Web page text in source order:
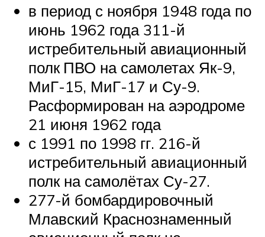
в период с ноября 1948 года по
июнь 1962 года 311-й
истребительный авиационный
полк ПВО на самолетах Як-9,
МиГ-15, МиГ-17 и Су-9.
Расформирован на аэродроме
21 июня 1962 года
с 1991 по 1998 гг. 216-й
истребительный авиационный
полк на самолётах Су-27.
277-й бомбардировочный
Млавский Краснознаменный